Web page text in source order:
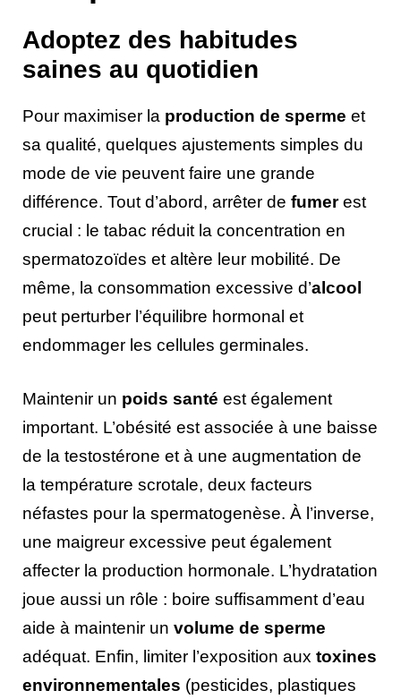
Adoptez des habitudes
saines au quotidien
Pour maximiser la production de sperme et
sa qualité, quelques ajustements simples du
mode de vie peuvent faire une grande
différence. Tout d’abord, arrêter de fumerest
crucial : le tabac réduit la concentration en
spermatozoïdes et altère leur mobilité. De
même, la consommation excessive d’alcool
peut perturber l’équilibre hormonal et
endommager les cellules germinales.
Maintenir un poids santé est également
important. L’obésité est associée à une baisse
de la testostérone et à une augmentation de
la température scrotale, deux facteurs
néfastes pour la spermatogenèse. À l’inverse,
une maigreur excessive peut également
affecter la production hormonale. L’hydratation
joue aussi un rôle : boire suffisamment d’eau
aide à maintenir un volume de sperme
adéquat. Enfin, limiter l’exposition aux toxines
environnementales (pesticides, plastiques